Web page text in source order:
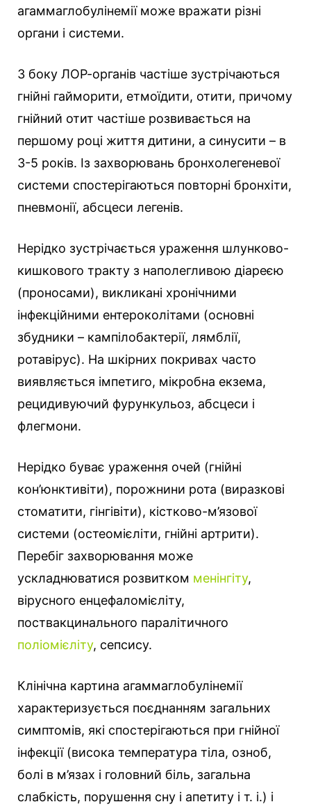
агаммаглобулінемії може вражати різні
органи і системи.
З боку ЛОР-органів частіше зустрічаються
гнійні гайморити, етмоїдити, отити, причому
гнійний отит частіше розвивається на
першому році життя дитини, а синусити – в
3-5 років. Із захворювань бронхолегеневої
системи спостерігаються повторні бронхіти,
пневмонії, абсцеси легенів.
Нерідко зустрічається ураження шлунково-
кишкового тракту з наполегливою ​​діареєю
(проносами), викликані хронічними
інфекційними ентероколітами (основні
збудники – кампілобактерії, лямблії,
ротавірус). На шкірних покривах часто
виявляється імпетиго, мікробна екзема,
рецидивуючий фурункульоз, абсцеси і
флегмони.
Нерідко буває ураження очей (гнійні
кон’юнктивіти), порожнини рота (виразкові
стоматити, гінгівіти), кістково-м’язової
системи (остеомієліти, гнійні артрити).
Перебіг захворювання може
ускладнюватися розвитком менінгіту,
вірусного енцефаломієліту,
поствакцинального паралітичного
поліомієліту, сепсису.
Клінічна картина агаммаглобулінемії
характеризується поєднанням загальних
симптомів, які спостерігаються при гнійної
інфекції (висока температура тіла, озноб,
болі в м’язах і головний біль, загальна
слабкість, порушення сну і апетиту і т. і.) і